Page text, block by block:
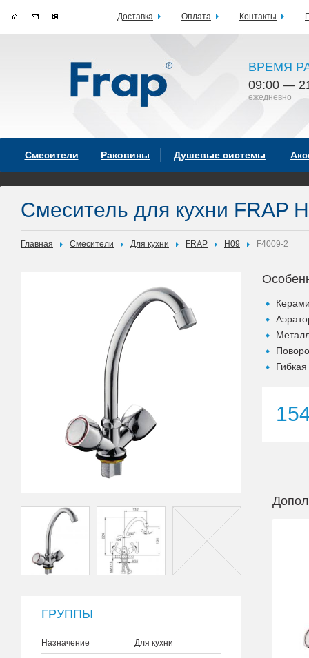
ВРЕМЯ
09:00 —
ежедневно
Смесители Раковины Душевые системы
Смеситель для кухни FRAP
Главная Смесители Для кухни FRAP H09 F4009-2
ГРУППЫ
Назначение Для кухни
Доставка Оплата Контакты